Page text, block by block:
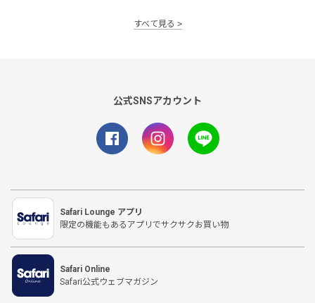
すべて見る
公式SNSアカウント
Safari Lounge アプリ
限定の機能もあるアプリでサクサクお買い物
Safari Online
Safari公式ウェブマガジン